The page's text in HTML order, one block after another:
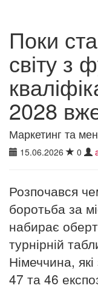
Поки
світу з
2028
Маркетинг та
15.06.2026 0
Розпочався
боротьба за
набирає
турнірній
Німеччина,
47 та 46